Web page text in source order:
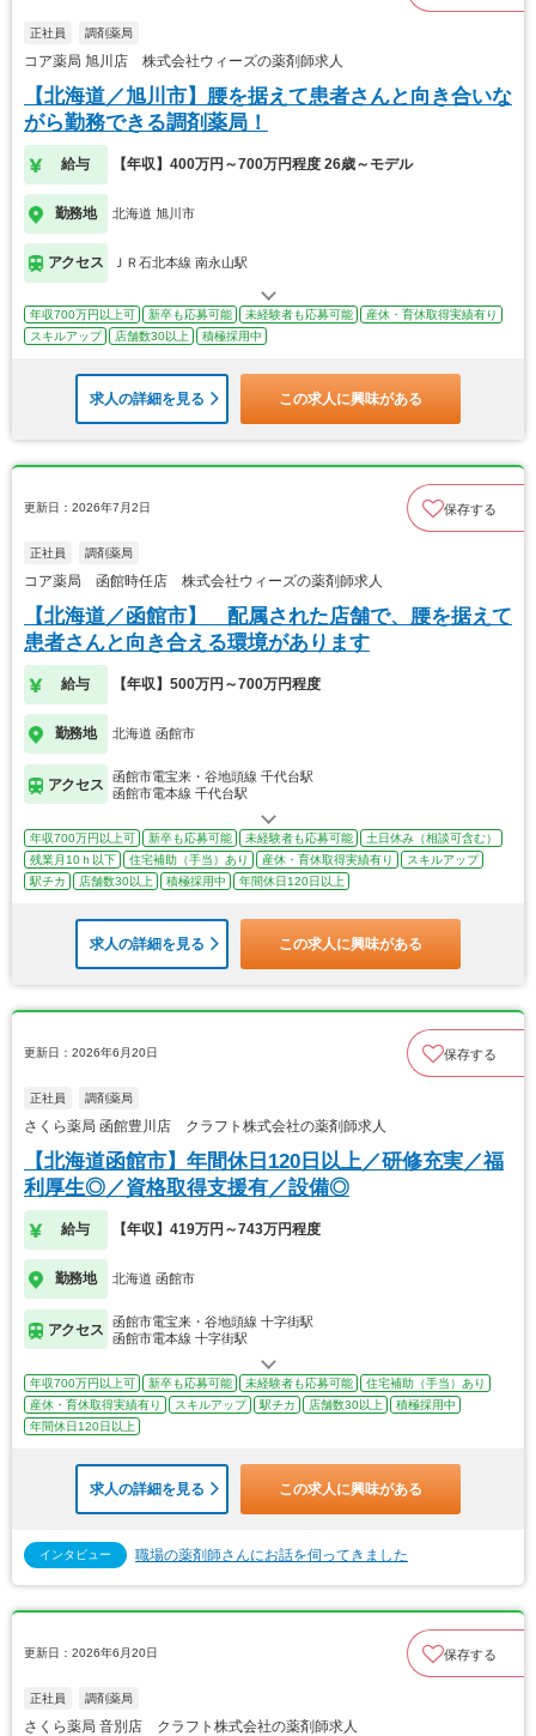
正社員 調剤薬局
コア薬局 旭川店 株式会社ウィーズの薬剤師求人
【北海道／旭川市】腰を据えて患者さんと向き合いな
がら勤務できる調剤薬局！
給与 【年収】400万円～700万円程度 26歳～モデル
勤務地 北海道 旭川市
アクセス ＪＲ石北本線 南永山駅
年収700万円以上可 新卒も応募可能 未経験者も応募可能
産休・育休取得実績有り
スキルアップ
店舗数30以上 積極採用中
求人の詳細を見る この求人に興味がある
更新日：2026年7月2日 保存する
正社員 調剤薬局
コア薬局 函館時任店 株式会社ウィーズの薬剤師求人
【北海道／函館市】 配属された店舗で、腰を据えて
患者さんと向き合える環境があります
給与 【年収】500万円～700万円程度
勤務地 北海道 函館市
アクセス
函館市電宝来・谷地頭線 千代台駅
函館市電本線 千代台駅
年収700万円以上可 新卒も応募可能 未経験者も応募可能
土日休み（相談可含む）
残業月10ｈ以下
住宅補助（手当）あり 産休・育休取得実績有り
スキルアップ
駅チカ
店舗数30以上 積極採用中 年間休日120日以上
求人の詳細を見る この求人に興味がある
更新日：2026年6月20日 保存する
正社員 調剤薬局
さくら薬局 函館豊川店 クラフト株式会社の薬剤師求人
【北海道函館市】年間休日120日以上／研修充実／福
利厚生◎／資格取得支援有／設備◎
給与 【年収】419万円～743万円程度
勤務地 北海道 函館市
アクセス
函館市電宝来・谷地頭線 十字街駅
函館市電本線 十字街駅
年収700万円以上可 新卒も応募可能 未経験者も応募可能
住宅補助（手当）あり
産休・育休取得実績有り
スキルアップ 駅チカ 店舗数30以上
積極採用中
年間休日120日以上
求人の詳細を見る この求人に興味がある
インタビュー 職場の薬剤師さんにお話を伺ってきました
更新日：2026年6月20日 保存する
正社員 調剤薬局
さくら薬局 音別店 クラフト株式会社の薬剤師求人